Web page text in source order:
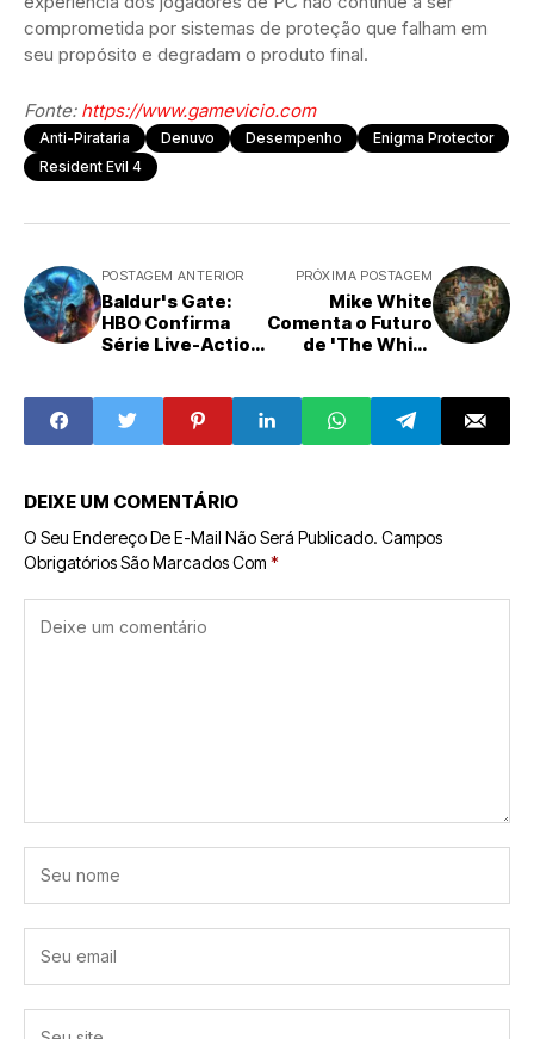
comprometida por sistemas de proteção que falham em
seu propósito e degradam o produto final.
Fonte: https://www.gamevicio.com
Anti-Pirataria Denuvo Desempenho
Enigma Protector
Resident Evil 4
POSTAGEM ANTERIOR
Baldur's Gate:
HBO Confirma
Série Live-Action
PRÓXIMA POSTAGEM
Mike White
Comenta o Futuro
de 'The White
Construção
DEIXE UM COMENTÁRIO
O Seu Endereço De E-Mail Não Será Publicado. Campos
Obrigatórios São Marcados Com *